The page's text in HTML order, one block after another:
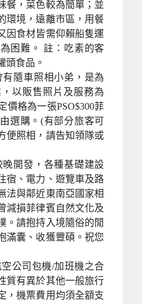
餐，菜色較為簡單；並
環境，遠離市區，用餐
因食材皆需仰賴船隻運
困難。 註：吃素的客
頭食品。
隨車照相小弟，是為
以販售照片及服務為
價格為一張PSO$300菲
選購。(有部分旅客可
便照相，請告知領隊或
開發，各種基礎建設
宿、電力、遊覽車及路
法與鄰近東南亞國家相
減損菲律賓自然文化及
。請抱持入境隨俗的閒
滿囊、收獲豐碩。祝您
公司包機/加班機之合
質有異於其他一般旅行
，機票費用均須全額支